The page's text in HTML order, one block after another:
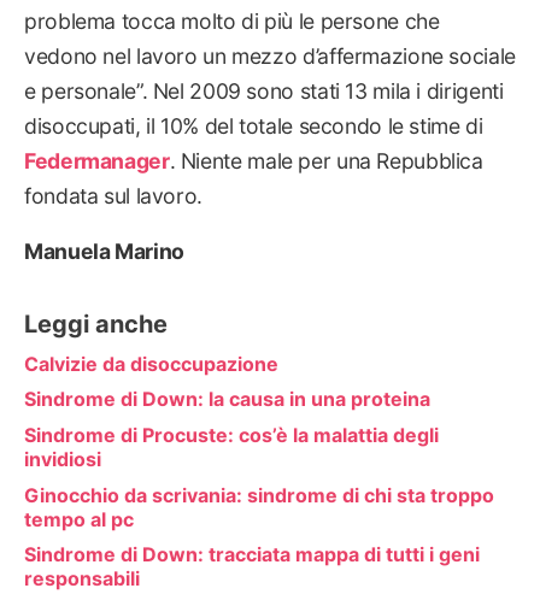
problema tocca molto di più le persone che
vedono nel lavoro un mezzo d’affermazione sociale
e personale”. Nel 2009 sono stati 13 mila i dirigenti
disoccupati, il 10% del totale secondo le stime di
Federmanager. Niente male per una Repubblica
fondata sul lavoro.
Manuela Marino
Leggi anche
Calvizie da disoccupazione
Sindrome di Down: la causa in una proteina
Sindrome di Procuste: cos’è la malattia degli
invidiosi
Ginocchio da scrivania: sindrome di chi sta troppo
tempo al pc
Sindrome di Down: tracciata mappa di tutti i geni
responsabili